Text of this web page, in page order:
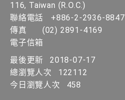
116, Taiwan (R.O.C.)
聯絡電話
+886-2-2936-8847
傳真
(02) 2891-4169
電子信箱
最後更新
2018-07-17
總瀏覽人次
122112
今日瀏覽人次
458